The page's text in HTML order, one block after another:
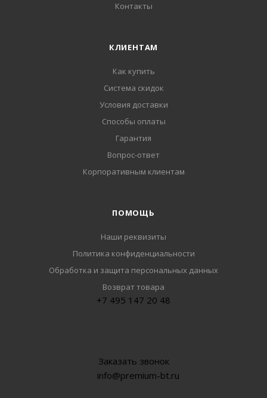
Контакты
КЛИЕНТАМ
Как купить
Система скидок
Условия доставки
Способы оплаты
Гарантия
Вопрос-ответ
Корпоративным клиентам
ПОМОЩЬ
Наши реквизиты
Политика конфиденциальности
Обработка и защита персональных данных
Возврат товара
+7 495 147 20 48
Заказать звонок
info@premium-bt.ru